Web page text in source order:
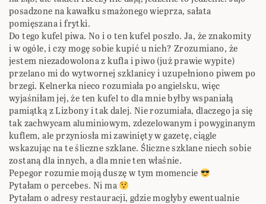
posadzone na kawałku smażonego wieprza, sałata
pomięszana i frytki.
Do tego kufel piwa. No i o ten kufel poszło. Ja, że znakomity
i w ogóle, i czy mogę sobie kupić u nich? Zrozumiano, że
jestem niezadowolona z kufla i piwo (już prawie wypite)
przelano mi do wytwornej szklanicy i uzupełniono piwem po
brzegi. Kelnerka nieco rozumiała po angielsku, więc
wyjaśniłam jej, że ten kufel to dla mnie byłby wspaniałą
pamiątką z Lizbony i tak dalej. Nie rozumiała, dlaczego ja się
tak zachwycam aluminiowym, zdezelowanym i powyginanym
kuflem, ale przyniosła mi zawinięty w gazetę, ciągle
wskazując na te śliczne szklane. Śliczne szklane niech sobie
zostaną dla innych, a dla mnie ten właśnie.
Pepegor rozumie moją duszę w tym momencie
Pytałam o percebes. Ni ma
Pytałam o adresy restauracji, gdzie mogłyby ewentualnie